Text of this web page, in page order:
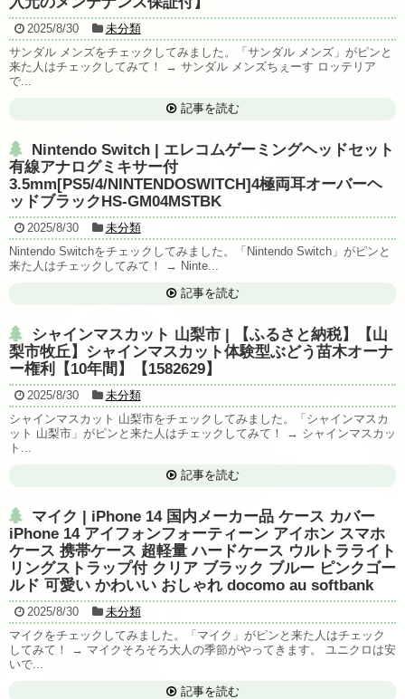
2025/8/30
未分類
サンダル メンズをチェックしてみました。「サンダル メンズ」がピンと
来た人はチェックしてみて！ → サンダル メンズちぇーす ロッテリア
で...
記事を読む
Nintendo Switch | エレコムゲーミングヘッドセット
有線アナログミキサー付
3.5mm[PS5/4/NINTENDOSWITCH]4極両耳オーバーヘ
ッドブラックHS-GM04MSTBK
2025/8/30
未分類
Nintendo Switchをチェックしてみました。「Nintendo Switch」がピンと
来た人はチェックしてみて！ → Ninte...
記事を読む
シャインマスカット 山梨市 | 【ふるさと納税】【山
梨市牧丘】シャインマスカット体験型ぶどう苗木オーナ
ー権利【10年間】【1582629】
2025/8/30
未分類
シャインマスカット 山梨市をチェックしてみました。「シャインマスカ
ット 山梨市」がピンと来た人はチェックしてみて！ → シャインマスカッ
ト...
記事を読む
マイク | iPhone 14 国内メーカー品 ケース カバー
iPhone 14 アイフォンフォーティーン アイホン スマホ
ケース 携帯ケース 超軽量 ハードケース ウルトラライト
リングストラップ付 クリア ブラック ブルー ピンクゴー
ルド 可愛い かわいい おしゃれ docomo au softbank
2025/8/30
未分類
マイクをチェックしてみました。「マイク」がピンと来た人はチェック
してみて！ → マイクそろそろ大人の季節がやってきます。 ユニクロは安
いで...
記事を読む